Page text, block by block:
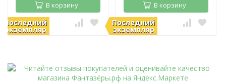
Последний
экземпляр
В корзину
В наличии Последний
экземпляр
В корзину
В наличии